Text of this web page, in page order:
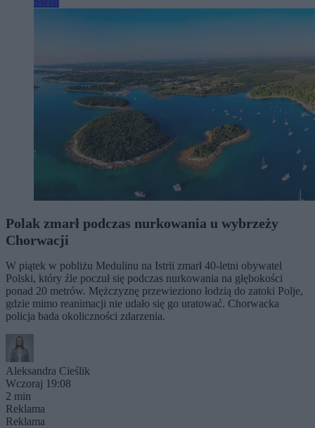
Polak zmarł podczas nurkowania u wybrzeży
Chorwacji
W piątek w pobliżu Medulinu na Istrii zmarł 40-letni obywatel
Polski, który źle poczuł się podczas nurkowania na głębokości
ponad 20 metrów. Mężczyznę przewieziono łodzią do zatoki Polje,
gdzie mimo reanimacji nie udało się go uratować. Chorwacka
policja bada okoliczności zdarzenia.
Aleksandra Cieślik
Wczoraj 19:08
2 min
Reklama
Reklama